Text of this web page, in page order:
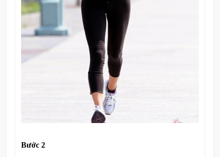
Bước 2